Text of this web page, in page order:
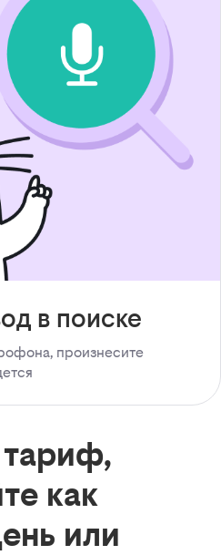
в поиске
произнесите
как
или